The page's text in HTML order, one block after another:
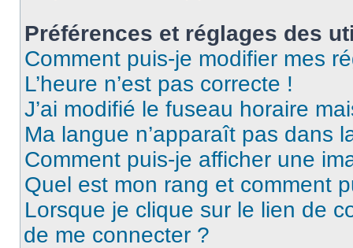
Préférences et réglages des
Comment puis-je modifier mes
L’heure n’est pas correcte !
J’ai modifié le fuseau horaire
Ma langue n’apparaît pas dans
Comment puis-je afficher une
Quel est mon rang et comment
Lorsque je clique sur le lien de
de me connecter ?